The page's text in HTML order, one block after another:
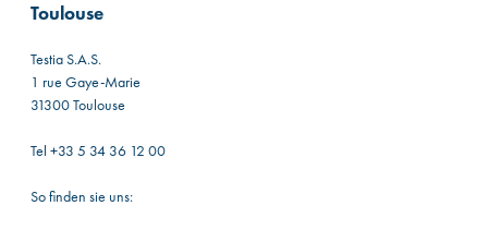
Toulouse
Testia S.A.S.
1 rue Gaye-Marie
31300 Toulouse
Tel +33 5 34 36 12 00
So finden sie uns: